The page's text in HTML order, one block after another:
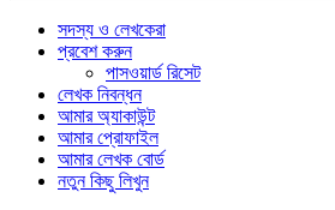
সদস্য ও লেখকেরা
প্রবেশ করুন
পাসওয়ার্ড রিসেট
লেখক নিবন্ধন
আমার অ্যাকাউন্ট
আমার প্রোফাইল
আমার লেখক বোর্ড
নতুন কিছু লিখুন